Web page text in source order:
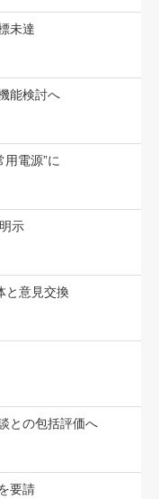
未達
能検討へ
電源”に
示
と意見交換
との包括評価へ
要請